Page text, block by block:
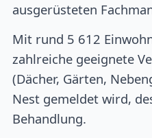
ausgerüsteten
Mit rund 5 612
zahlreiche geeignete
(Dächer, Gärten,
Nest gemeldet wird,
Behandlung.